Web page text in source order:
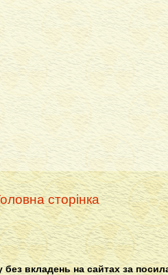
сторінка
без вкладень на сайтах за